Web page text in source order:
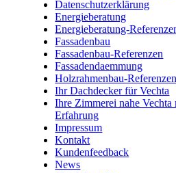
Datenschutzerklärung
Energieberatung
Energieberatung-
Fassadenbau
Fassadenbau-Referenzen
Fassadendaemmung
Holzrahmenbau-Referenzen
Ihr Dachdecker für Vechta
Ihre Zimmerei nahe
Erfahrung
Impressum
Kontakt
Kundenfeedback
News